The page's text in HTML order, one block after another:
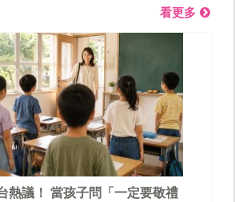
看更多
熱議！ 當孩子問「一定要敬禮